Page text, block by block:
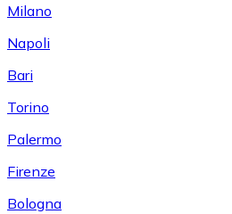
Milano
Napoli
Bari
Torino
Palermo
Firenze
Bologna